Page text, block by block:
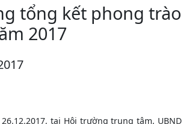
tổng kết phong trào
2017
26.12.2017, tại Hội trường trung tâm, UBND